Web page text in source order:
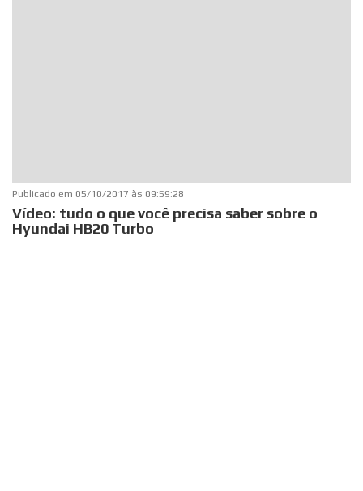
Publicado em 05/10/2017 às 09:59:28
Vídeo: tudo o que você precisa saber sobre o
Hyundai HB20 Turbo